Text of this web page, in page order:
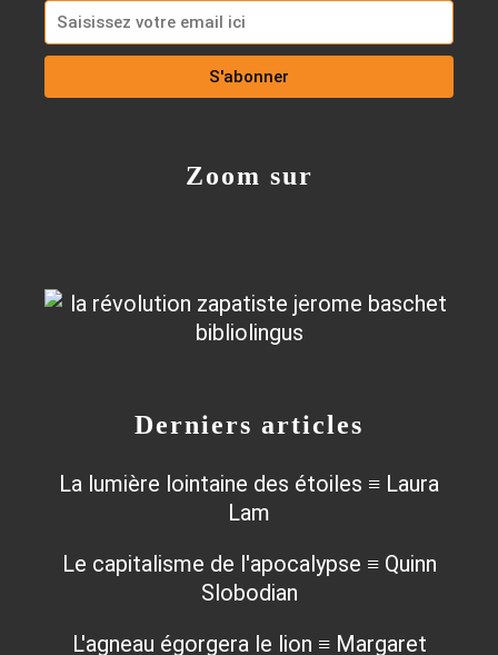
Derniers articles
La lumière lointaine des étoiles ≡ Laura
Lam
Le capitalisme de l'apocalypse ≡ Quinn
Slobodian
L'agneau égorgera le lion ≡ Margaret
Zoom sur